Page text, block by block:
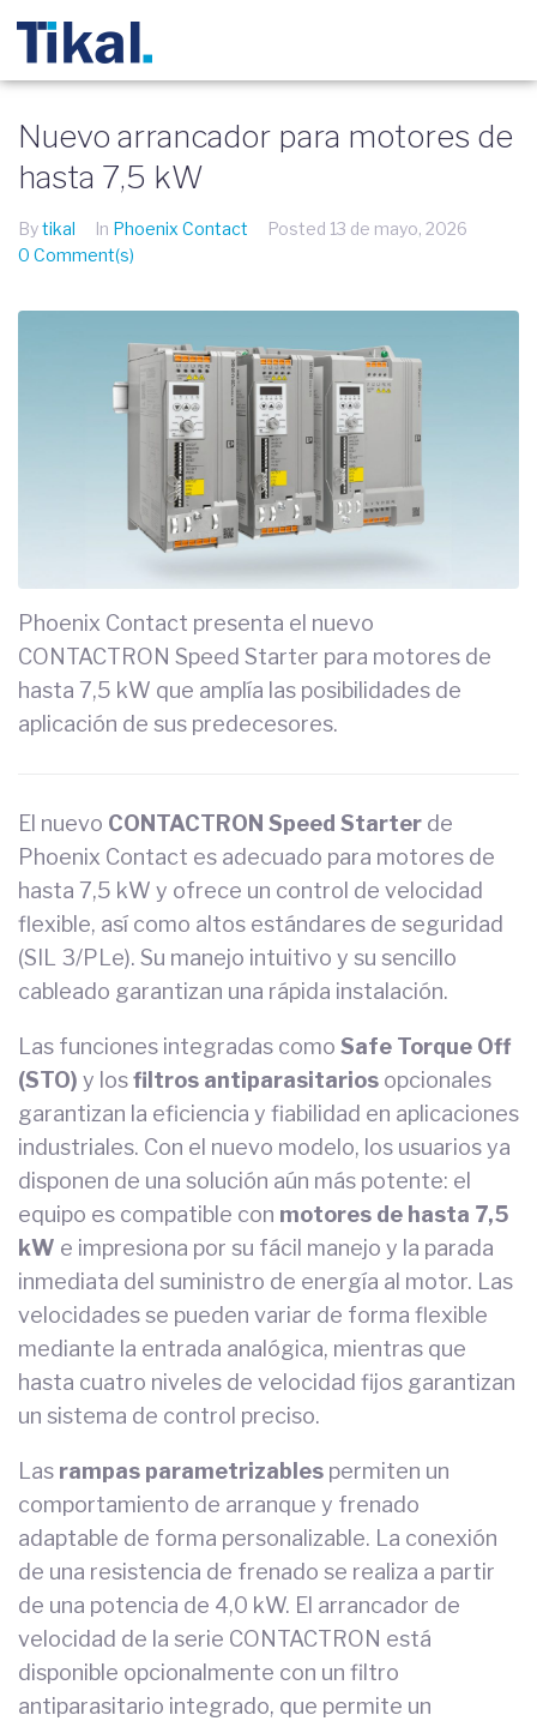
Nuevo arrancador para motores de
hasta 7,5 kW
Bytikal In Phoenix Contact Posted 13 de mayo, 2026
0 Comment(s)
Phoenix Contact presenta el nuevo
CONTACTRON Speed Starter para motores de
hasta 7,5 kW que amplía las posibilidades de
aplicación de sus predecesores.
El nuevo CONTACTRON Speed Starter de
Phoenix Contact es adecuado para motores de
hasta 7,5 kW y ofrece un control de velocidad
flexible, así como altos estándares de seguridad
(SIL 3/PLe). Su manejo intuitivo y su sencillo
cableado garantizan una rápida instalación.
Las funciones integradas como Safe Torque Off
(STO) y losfiltros antiparasitarios opcionales
garantizan la eficiencia y fiabilidad en aplicaciones
industriales. Con el nuevo modelo, los usuarios ya
disponen de una solución aún más potente: el
equipo es compatible con motores de hasta 7,5
kW e impresiona por su fácil manejo y la parada
inmediata del suministro de energía al motor. Las
velocidades se pueden variar de forma flexible
mediante la entrada analógica, mientras que
hasta cuatro niveles de velocidad fijos garantizan
un sistema de control preciso.
Las rampas parametrizables permiten un
comportamiento de arranque y frenado
adaptable de forma personalizable. La conexión
de una resistencia de frenado se realiza a partir
de una potencia de 4,0 kW. El arrancador de
velocidad de la serie CONTACTRON está
disponible opcionalmente con un filtro
antiparasitario integrado, que permite un